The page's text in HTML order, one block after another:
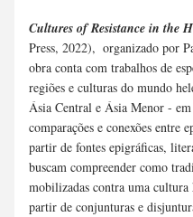
Cultures of Resistance in the
Press, 2022),  organizado por
obra conta com trabalhos de
regiões e culturas do mundo
Ásia Central e Ásia Menor -
comparações e conexões entre
partir de fontes epigráficas,
buscam compreender como
mobilizadas contra uma
partir de conjunturas e